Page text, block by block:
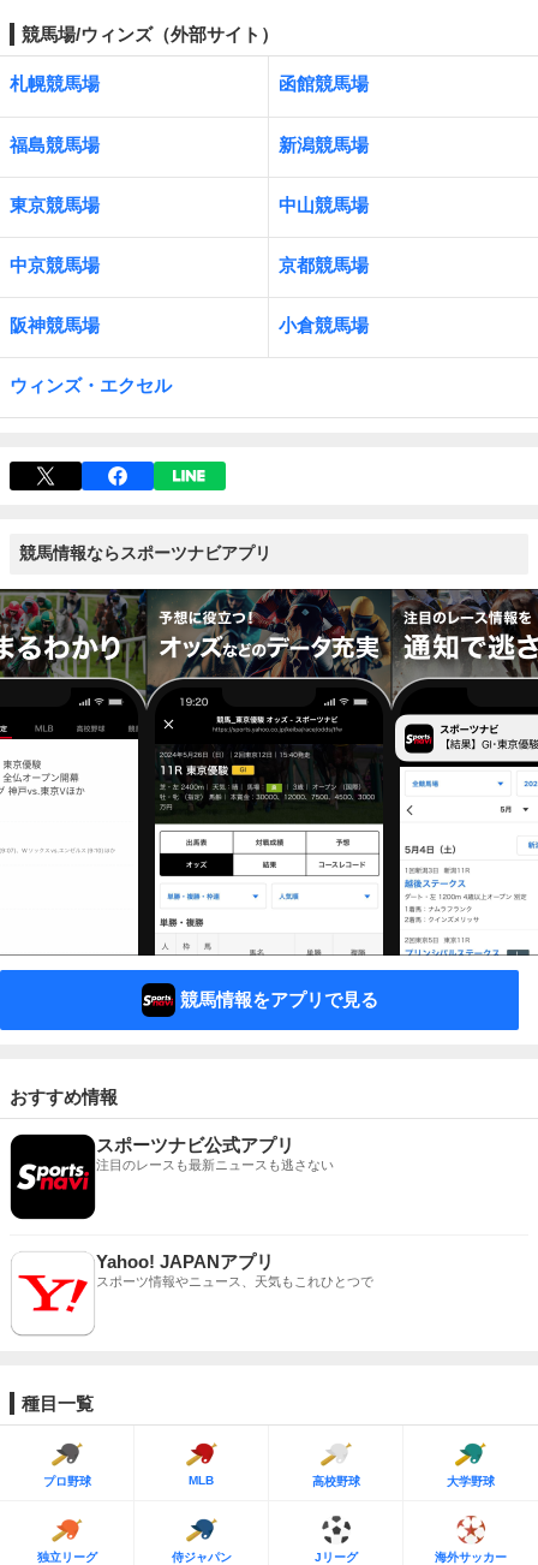
競馬場/ウィンズ（外部サイト）
札幌競馬場 函館競馬場
福島競馬場 新潟競馬場
東京競馬場 中山競馬場
中京競馬場 京都競馬場
阪神競馬場 小倉競馬場
ウィンズ・エクセル
競馬情報ならスポーツナビアプリ
競馬情報をアプリで見る
おすすめ情報
スポーツナビ公式アプリ
注目のレースも最新ニュースも逃さない
Yahoo! JAPANアプリ
スポーツ情報やニュース、天気もこれひとつで
種目一覧
プロ野球 MLB 高校野球 大学野球
独立リーグ 侍ジャパン Jリーグ 海外サッカー